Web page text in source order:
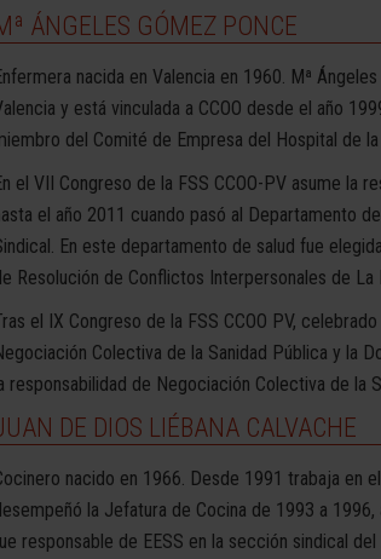
ÁNGELES GÓMEZ PONCE
nacida en Valencia en 1960. Mª
y está vinculada a CCOO desde el año
del Comité de Empresa del Hospital de la
el VII Congreso de la FSS CCOO-PV asume la
el año 2011 cuando pasó al Departamento
En este departamento de salud fue
Resolución de Conflictos Interpersonales de La
el IX Congreso de la FSS CCOO PV,
Colectiva de la Sanidad Pública y la
responsabilidad de Negociación Colectiva de la
DE DIOS LIÉBANA CALVACHE
nacido en 1966. Desde 1991 trabaja en
la Jefatura de Cocina de 1993 a
responsable de EESS en la sección sindical